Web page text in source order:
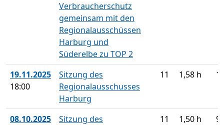
Verbraucherschutz
gemeinsam mit den
Regionalausschüssen
Harburg und
Süderelbe zu TOP 2
19.11.2025
18:00
Sitzung des
Regionalausschusses
Harburg
11 1,58 h
08.10.2025
Sitzung des
11 1,50 h